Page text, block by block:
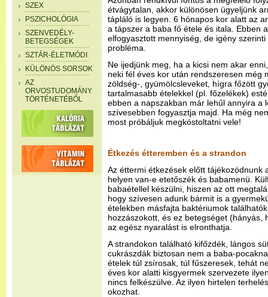
SZEX
PSZICHOLÓGIA
SZENVEDÉLY-
BETEGSÉGEK
SZTÁR-ÉLETMÓDI
KÜLÖNÖS SORSOK
AZ
ORVOSTUDOMÁNY
TÖRTÉNETÉBŐL
étvágytalan, akkor különösen ügyeljünk
tápláló is legyen. 6 hónapos kor alatt az
a tápszer a baba fő étele és itala. Ebben
elfogyasztott mennyiség, de igény
probléma.
Ne ijedjünk meg, ha a kicsi nem akar
neki fél éves kor után rendszeresen még
zöldség-, gyümölcsleveket, hígra főzött
tartalmasabb ételekkel (pl. főzelékek)
ebben a napszakban már lehűl annyira a
szívesebben fogyasztja majd. Ha még
most próbáljuk megkóstoltatni vele!
Étkezés étteremben és a strandon
Az éttermi étkezések előtt tájékozódnunk
helyen van-e etetőszék és babamenü.
babaétellel készülni, hiszen az ott
hogy szívesen adunk bármit is a
ételekben másfajta baktériumok
hozzászokott, és ez betegséget (hányás,
az egész nyaralást is elronthatja.
A strandokon található kifőzdék, lángos
cukrászdák biztosan nem a baba-
ételek túl zsírosak, túl fűszeresek, tehát
éves kor alatti kisgyermek szervezete
nincs felkészülve. Az ilyen hirtelen
okozhat.